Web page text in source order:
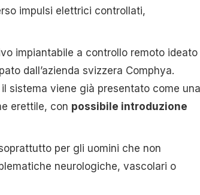
impulsi elettrici controllati,
impiantabile a controllo remoto ideato
dall’azienda svizzera Comphya.
sistema viene già presentato come una
erettile, con possibile introduzione
per gli uomini che non
neurologiche, vascolari o